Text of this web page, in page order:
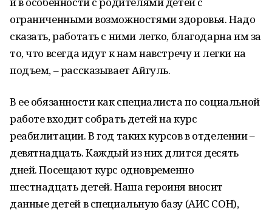
ограниченными возможностями здоровья. Надо
сказать, работать с ними легко, благодарна им за
то, что всегда идут к нам навстречу и легки на
подъем, – рассказывает Айгуль.
В ее обязанности как специалиста по социальной
работе входит собрать детей на курс
реабилитации. В год таких курсов в отделении –
девятнадцать. Каждый из них длится десять
дней. Посещают курс одновременно
шестнадцать детей. Наша героиня вносит
данные детей в специальную базу (АИС СОН),